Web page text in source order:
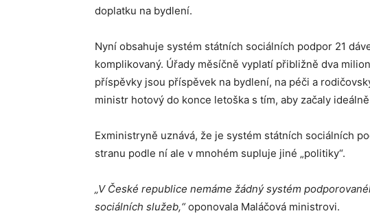
doplatku na bydlení.
Nyní obsahuje systém státních sociálních podpor 21
komplikovaný. Úřady měsíčně vyplatí přibližně dva
příspěvky jsou příspěvek na bydlení, na péči a
ministr hotový do konce letoška s tím, aby začaly
Exministryně uznává, že je systém státních sociálních
stranu podle ní ale v mnohém supluje jiné „politiky“.
„V České republice nemáme žádný systém
sociálních služeb,“oponovala Maláčová ministrovi.